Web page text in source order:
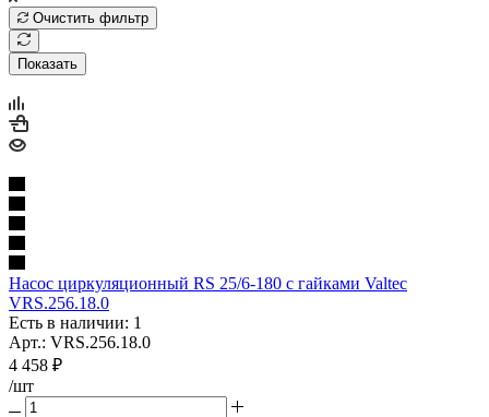
Очистить фильтр
Показать
Насос циркуляционный RS 25/6-180 с гайками Valtec
VRS.256.18.0
Есть в наличии: 1
Арт.: VRS.256.18.0
4 458 ₽
/шт